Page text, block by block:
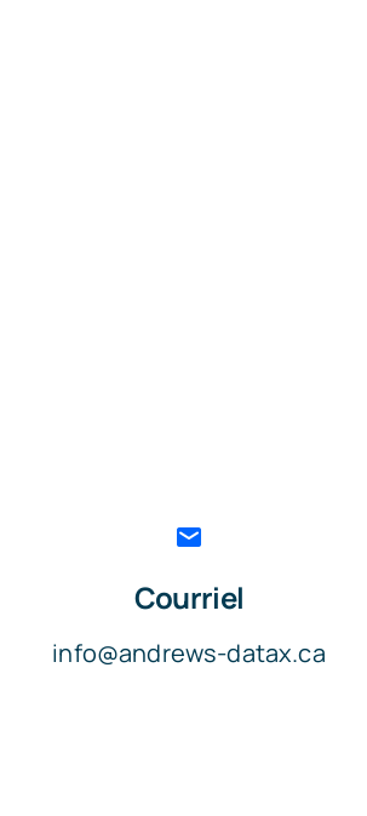
Courriel
info@andrews-datax.ca